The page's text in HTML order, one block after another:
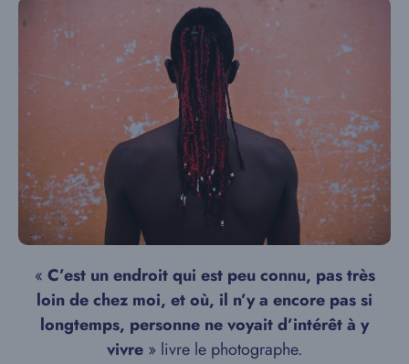
« C’est un endroit qui est peu connu, pas très
loin de chez moi, et où, il n’y a encore pas si
longtemps, personne ne voyait d’intérêt à y
vivre » livre le photographe.